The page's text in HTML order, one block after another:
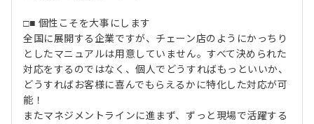
□■ 個性こそを大事にします
全国に展開する企業ですが、チェーン店のようにかっちり
としたマニュアルは用意していません。すべて決められた
対応をするのではなく、個人でどうすればもっといいか、
どうすればお客様に喜んでもらえるかに特化した対応が可
能！
またマネジメントラインに進まず、ずっと現場で活躍する